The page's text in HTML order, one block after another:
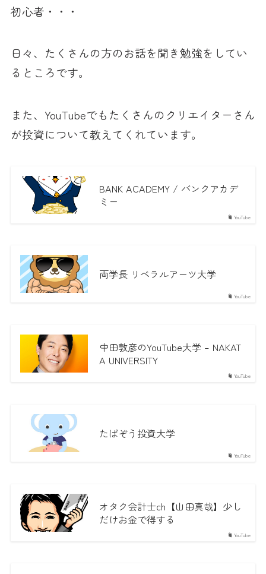
初心者・・・
日々、たくさんの方のお話を聞き勉強をしてい
るところです。
また、YouTubeでもたくさんのクリエイターさん
が投資について教えてくれています。
YouTube
BANK ACADEMY / バンクアカデ
ミー
YouTube
両学長 リベラルアーツ大学
YouTube
中田敦彦のYouTube大学 – NAKAT
A UNIVERSITY
YouTube
たぱぞう投資大学
YouTube
オタク会計士ch【山田真哉】少し
だけお金で得する